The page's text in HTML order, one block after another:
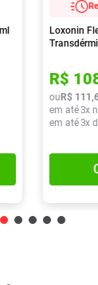
Loxonin
R$
ou R$ 111 ,
em até3x
em até3x